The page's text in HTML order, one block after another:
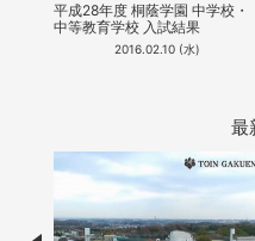
平成28年度 桐蔭学園 中学校・
中等教育学校 入試結果
2016.02.10 (水)
最